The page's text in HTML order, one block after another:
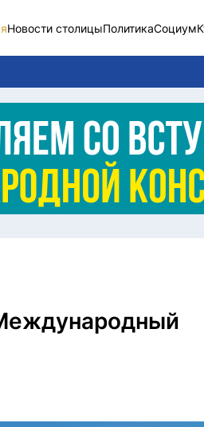
Новости столицыПолитикаСоциум
Социум
Спорт